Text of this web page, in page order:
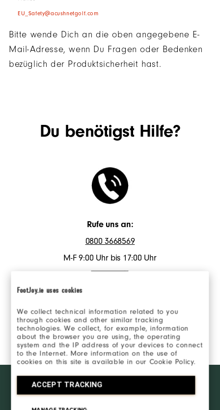
FootJoy.ie uses cookies
We collect technical information related to you
through cookies and other similar tracking
technologies. We collect, for example, information
about the browser you are using, the operating
system and the IP address of your devices to connect
to the Internet. More information on the use of
cookies on this site is available in our Cookie Policy.
ACCEPT TRACKING
EU_Safety@acushnetgolf.com
Bitte wende Dich an die oben angegebene E-
Mail-Adresse, wenn Du Fragen oder Bedenken
bezüglich der Produktsicherheit hast.
Du benötigst Hilfe?
Rufe uns an:
0800 3668569
M-F 9:00 Uhr bis 17:00 Uhr
Kontaktiere uns
Kontaktiere uns
Want behind
the ropes
access and